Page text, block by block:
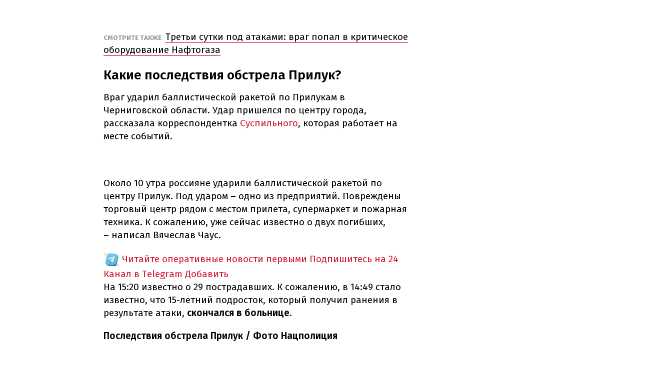
СМОТРИТЕ ТАКЖЕ Третьи сутки под атаками: враг попал в критическое
оборудование Нафтогаза
Какие последствия обстрела Прилук?
Враг ударил баллистической ракетой по Прилукам в
Черниговской области. Удар пришелся по центру города,
рассказала корреспондентка Суспильного, которая работает на
месте событий.
Около 10 утра россияне ударили баллистической ракетой по
центру Прилук. Под ударом – одно из предприятий. Повреждены
торговый центр рядом с местом прилета, супермаркет и пожарная
техника. К сожалению, уже сейчас известно о двух погибших,
– написал Вячеслав Чаус.
Читайте оперативные новости первыми Подпишитесь на 24
Канал в Telegram Добавить
На 15:20 известно о 29 пострадавших. К сожалению, в 14:49 стало
известно, что 15-летний подросток, который получил ранения в
результате атаки, скончался в больнице.
Последствия обстрела Прилук / Фото Нацполиция